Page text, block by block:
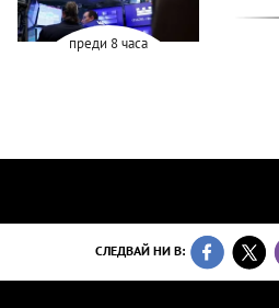
преди 8 часа
СЛЕДВАЙ НИ В: